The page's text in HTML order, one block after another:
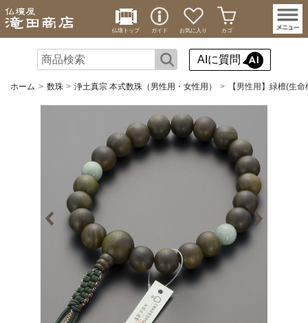
仏壇トップ ガイド お気に入り カゴ
AIに質問
ホーム 数珠 浄土真宗 本式数珠（男性用・女性用） 【男性用】緑檀(生